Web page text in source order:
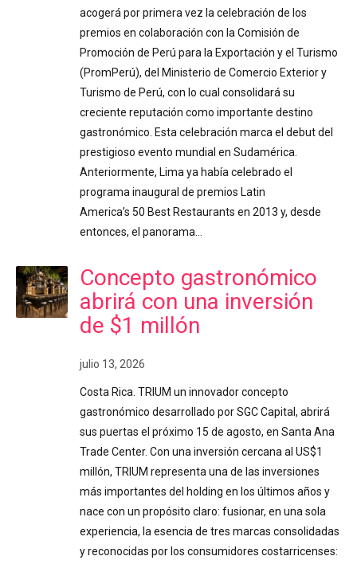
acogerá por primera vez la celebración de los
premios en colaboración con la Comisión de
Promoción de Perú para la Exportación y el Turismo
(PromPerú), del Ministerio de Comercio Exterior y
Turismo de Perú, con lo cual consolidará su
creciente reputación como importante destino
gastronómico. Esta celebración marca el debut del
prestigioso evento mundial en Sudamérica.
Anteriormente, Lima ya había celebrado el
programa inaugural de premios Latin
America’s 50 Best Restaurants en 2013 y, desde
entonces, el panorama…
Concepto gastronómico
abrirá con una inversión
de $1 millón
julio 13, 2026
Costa Rica. TRIUM un innovador concepto
gastronómico desarrollado por SGC Capital, abrirá
sus puertas el próximo 15 de agosto, en Santa Ana
Trade Center. Con una inversión cercana al US$1
millón, TRIUM representa una de las inversiones
más importantes del holding en los últimos años y
nace con un propósito claro: fusionar, en una sola
experiencia, la esencia de tres marcas consolidadas
y reconocidas por los consumidores costarricenses: